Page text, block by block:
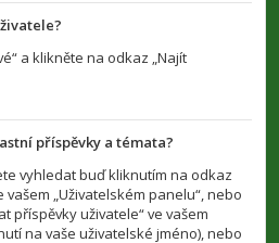
a klikněte na odkaz „Najít
příspěvky a témata?
vyhledat buď kliknutím na odkaz
vašem „Uživatelském panelu“, nebo
příspěvky uživatele“ ve vašem
na vaše uživatelské jméno), nebo